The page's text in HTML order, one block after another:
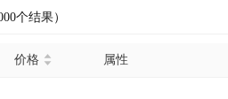
个结果）
价格 属性